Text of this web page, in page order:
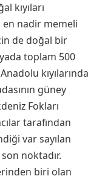
kıyıları
en nadir memeli
de doğal bir
toplam 500
kıyılarında
güney
Fokları
tarafından
var sayılan
son noktadır.
biri olan